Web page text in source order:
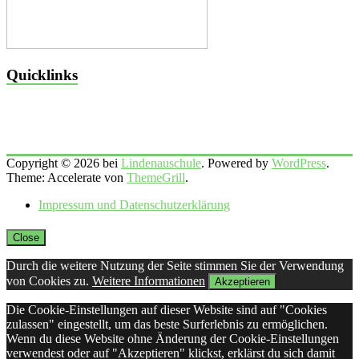
Quicklinks
Copyright © 2026 bei Lindenauschule. Powered by WordPress.
Theme: Accelerate von ThemeGrill.
Impressum und Datenschutzerklärung
Close
Durch die weitere Nutzung der Seite stimmen Sie der Verwendung
von Cookies zu. Weitere Informationen Akzeptieren
Die Cookie-Einstellungen auf dieser Website sind auf "Cookies
zulassen" eingestellt, um das beste Surferlebnis zu ermöglichen.
Wenn du diese Website ohne Änderung der Cookie-Einstellungen
verwendest oder auf "Akzeptieren" klickst, erklärst du sich damit